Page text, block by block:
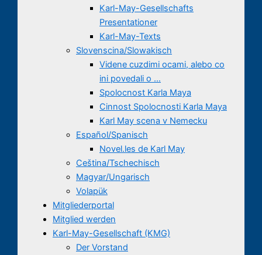
Karl-May-Gesellschafts
Presentationer
Karl-May-Texts
Slovenscina/Slowakisch
Videne cuzdimi ocami, alebo co
ini povedali o …
Spolocnost Karla Maya
Cinnost Spolocnosti Karla Maya
Karl May scena v Nemecku
Español/Spanisch
Novel.les de Karl May
Ceština/Tschechisch
Magyar/Ungarisch
Volapük
Mitgliederportal
Mitglied werden
Karl-May-Gesellschaft (KMG)
Der Vorstand